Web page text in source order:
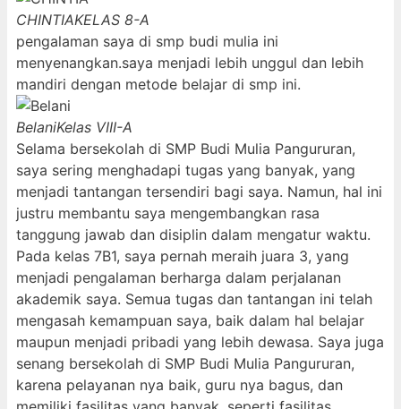
CHINTIAKELAS 8-A
pengalaman saya di smp budi mulia ini
menyenangkan.saya menjadi lebih unggul dan lebih
mandiri dengan metode belajar di smp ini.
BelaniKelas VIII-A
Selama bersekolah di SMP Budi Mulia Pangururan,
saya sering menghadapi tugas yang banyak, yang
menjadi tantangan tersendiri bagi saya. Namun, hal ini
justru membantu saya mengembangkan rasa
tanggung jawab dan disiplin dalam mengatur waktu.
Pada kelas 7B1, saya pernah meraih juara 3, yang
menjadi pengalaman berharga dalam perjalanan
akademik saya. Semua tugas dan tantangan ini telah
mengasah kemampuan saya, baik dalam hal belajar
maupun menjadi pribadi yang lebih dewasa. Saya juga
senang bersekolah di SMP Budi Mulia Pangururan,
karena pelayanan nya baik, guru nya bagus, dan